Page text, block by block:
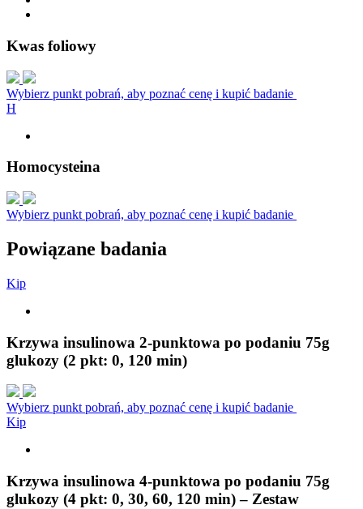
Kwas foliowy
Wybierz punkt pobrań, aby poznać cenę i kupić badanie
H
Homocysteina
Wybierz punkt pobrań, aby poznać cenę i kupić badanie
Powiązane badania
Kip
Krzywa insulinowa 2-punktowa po podaniu 75g
glukozy (2 pkt: 0, 120 min)
Wybierz punkt pobrań, aby poznać cenę i kupić badanie
Kip
Krzywa insulinowa 4-punktowa po podaniu 75g
glukozy (4 pkt: 0, 30, 60, 120 min) – Zestaw